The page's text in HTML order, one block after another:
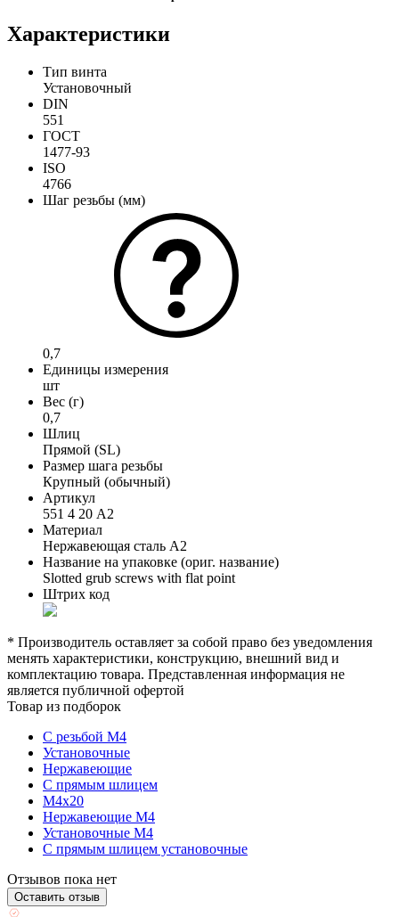
Характеристики
Тип винта
Установочный
DIN
551
ГОСТ
1477-93
ISO
4766
Шаг резьбы (мм)
0,7
Единицы измерения
шт
Вес (г)
0,7
Шлиц
Прямой (SL)
Размер шага резьбы
Крупный (обычный)
Артикул
551 4 20 А2
Материал
Нержавеющая сталь А2
Название на упаковке (ориг. название)
Slotted grub screws with flat point
Штрих код
* Производитель оставляет за собой право без уведомления
менять характеристики, конструкцию, внешний вид и
комплектацию товара. Представленная информация не
является публичной офертой
Товар из подборок
С резьбой М4
Установочные
Нержавеющие
С прямым шлицем
М4х20
Нержавеющие М4
Установочные М4
С прямым шлицем установочные
Отзывов пока нет
Оставить отзыв